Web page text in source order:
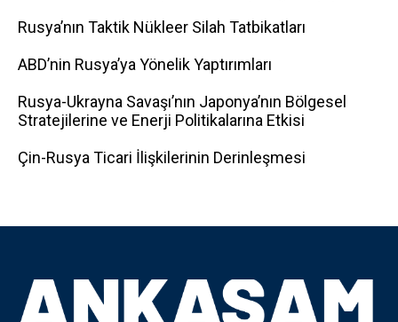
Rusya’nın Taktik Nükleer Silah Tatbikatları
ABD’nin Rusya’ya Yönelik Yaptırımları
Rusya-Ukrayna Savaşı’nın Japonya’nın Bölgesel
Stratejilerine ve Enerji Politikalarına Etkisi
Çin-Rusya Ticari İlişkilerinin Derinleşmesi